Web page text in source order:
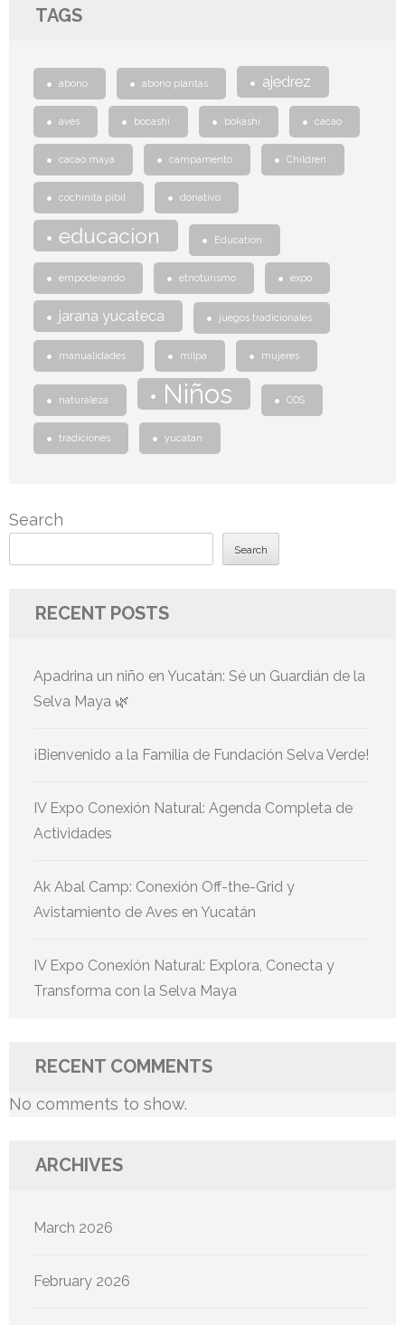
TAGS
abono abono plantas ajedrez
aves bocashi bokashi cacao
cacao maya campamento Children
cochinita pibil donativo
educacion Education
empoderando etnoturismo expo
jarana yucateca juegos tradicionales
manualidades milpa mujeres
naturaleza Niños ODS
tradiciones yucatan
Search
Search
RECENT POSTS
Apadrina un niño en Yucatán: Sé un Guardián de la
Selva Maya 🌿
¡Bienvenido a la Familia de Fundación Selva Verde!
IV Expo Conexión Natural: Agenda Completa de
Actividades
Ak Abal Camp: Conexión Off-the-Grid y
Avistamiento de Aves en Yucatán
IV Expo Conexión Natural: Explora, Conecta y
Transforma con la Selva Maya
RECENT COMMENTS
No comments to show.
ARCHIVES
March 2026
February 2026